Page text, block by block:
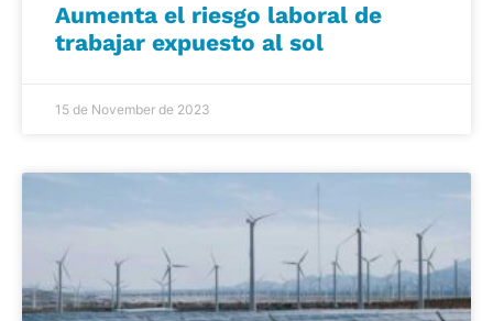
Aumenta el riesgo laboral de
trabajar expuesto al sol
15 de November de 2023